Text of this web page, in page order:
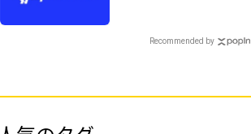
の研修環境です。「ス
Recommended by